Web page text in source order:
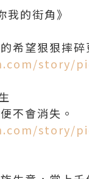
的街角》
希望狠狠摔碎
story/
不會消失。
story/